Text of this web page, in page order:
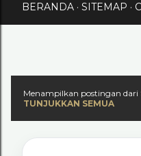
BERANDA SITEMAP
Menampilkan postingan dari
TUNJUKKAN SEMUA